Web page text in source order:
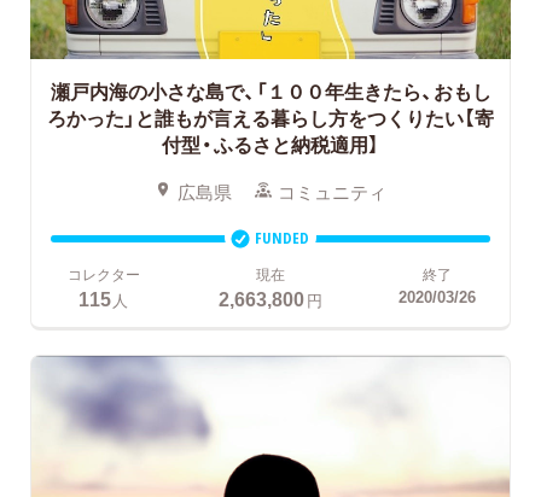
瀬戸内海の小さな島で、「１００年生きたら、おもし
ろかった」と誰もが言える暮らし方をつくりたい【寄
付型・ふるさと納税適用】
広島県 コミュニティ
FUNDED
コレクター
115 人
現在
2,663,800円
終了
2020/03/26